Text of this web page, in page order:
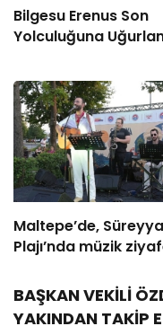
Bilgesu Erenus Son
Yolculuğuna
Maltepe’de, Süreyya
Plajı’nda müzik
BAŞKAN VEKİLİ
YAKINDAN TAKİP